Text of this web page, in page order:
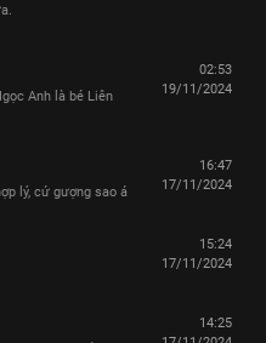
Anh là bé Liên
02:53
19/11/2024
lý, cứ gượng sao á
16:47
17/11/2024
15:24
17/11/2024
14:25